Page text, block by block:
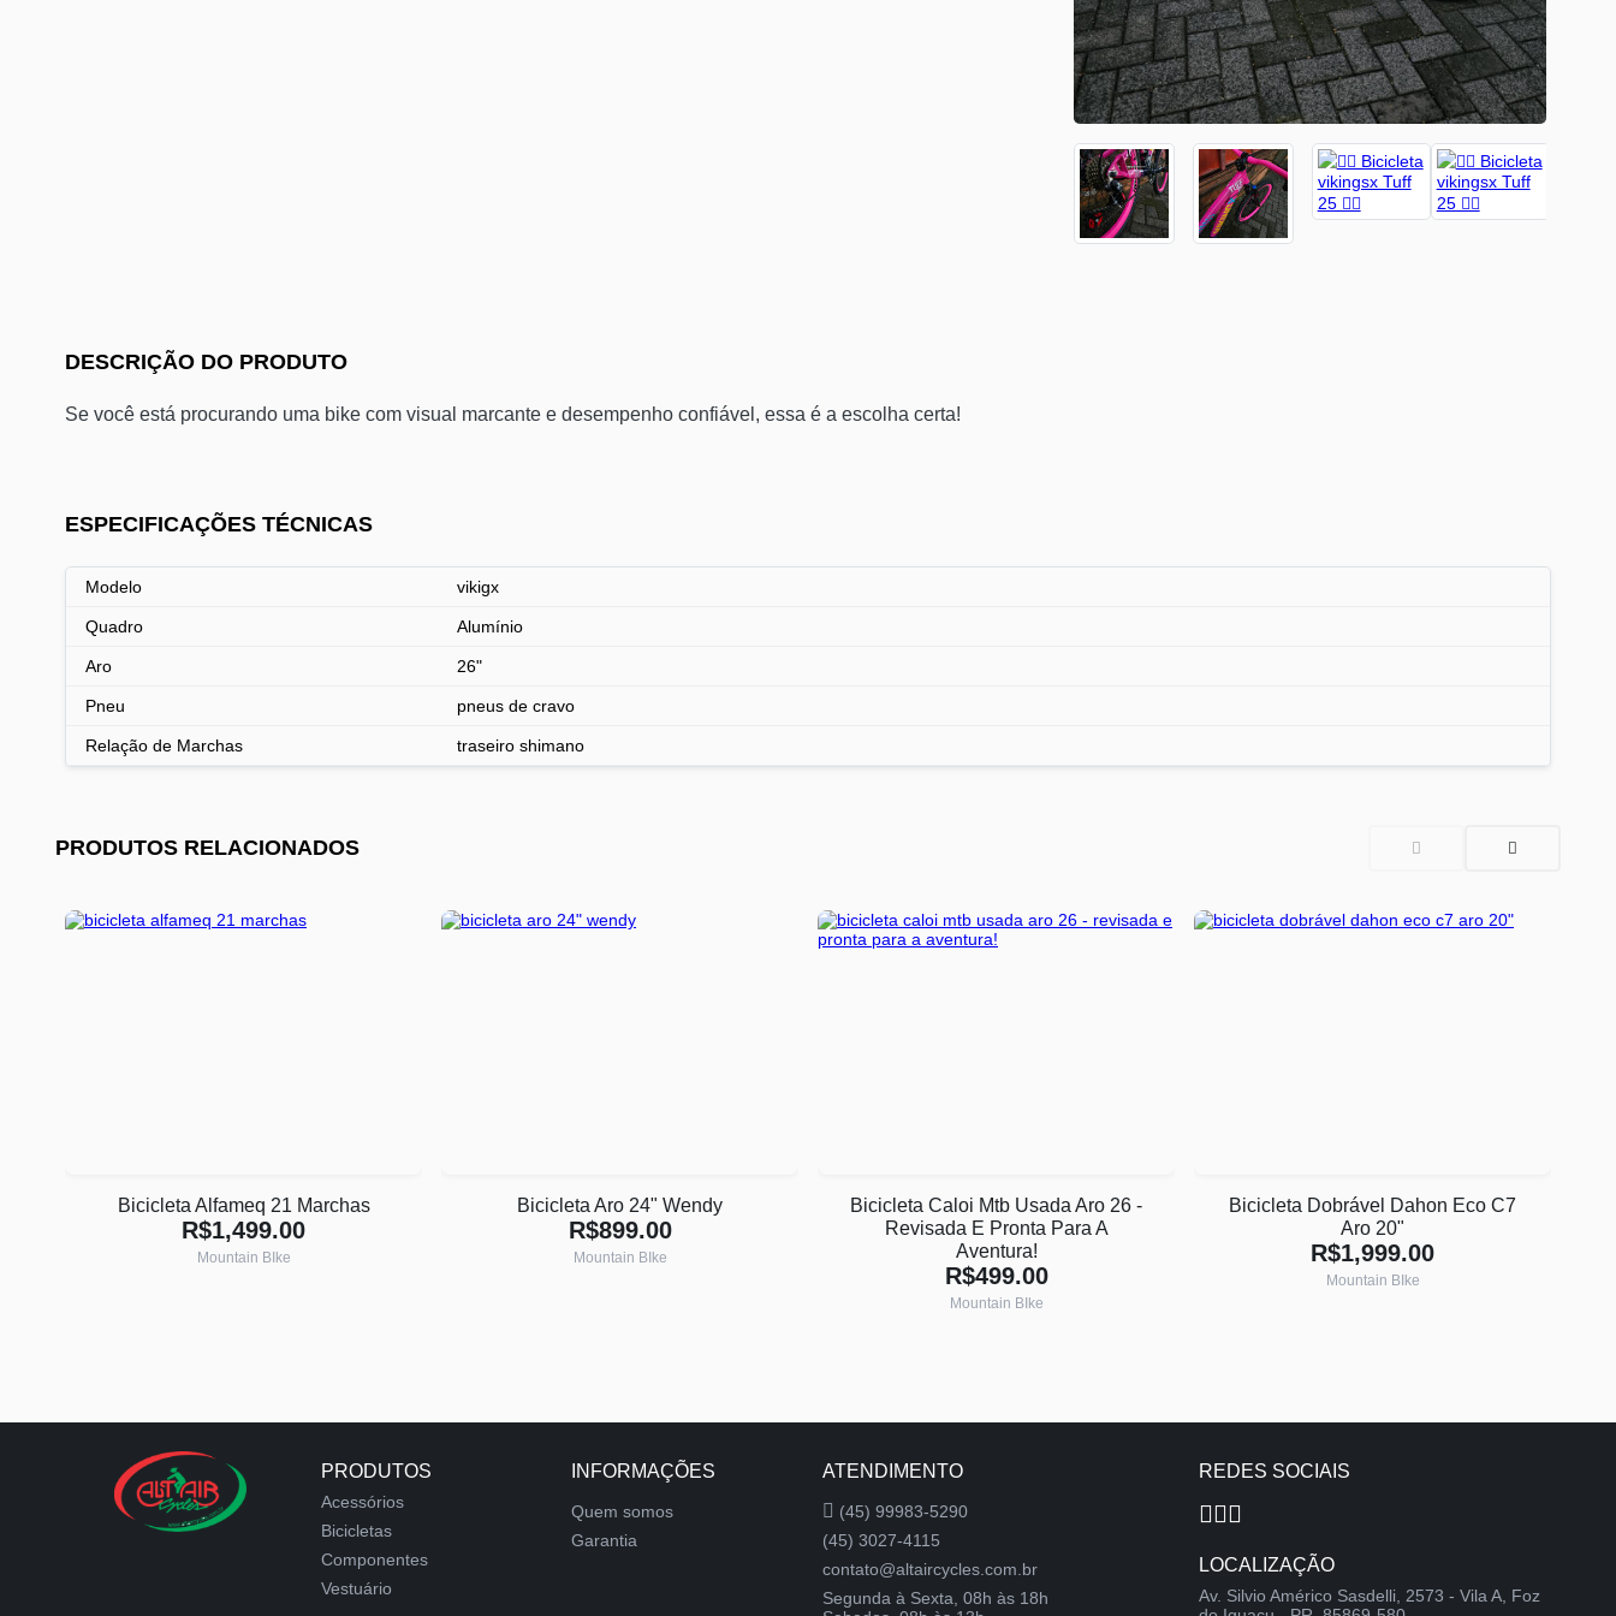
DESCRIÇÃO DO PRODUTO
Se você está procurando uma bike com visual marcante e desempenho confiável, essa é a escolha certa!
ESPECIFICAÇÕES TÉCNICAS
Modelo vikigx
Quadro Alumínio
Aro 26"
Pneu pneus de cravo
Relação de Marchas traseiro shimano
PRODUTOS RELACIONADOS
Bicicleta Alfameq 21 Marchas
R$1,499.00
Mountain BIke
Bicicleta Aro 24" Wendy
R$899.00
Mountain BIke
Bicicleta Caloi Mtb Usada Aro 26 -
Revisada E Pronta Para A
Aventura!
R$499.00
Mountain BIke
Bicicleta Dobrável Dahon Eco C7
Aro 20"
R$1,999.00
Mountain BIke
PRODUTOS
Acessórios
Bicicletas
Componentes
Vestuário
INFORMAÇÕES
Quem somos
Garantia
ATENDIMENTO
(45) 99983-5290
(45) 3027-4115
contato@altaircycles.com.br
Segunda à Sexta, 08h às 18h
REDES SOCIAIS
LOCALIZAÇÃO
Av. Silvio Américo Sasdelli, 2573 - Vila A, Foz